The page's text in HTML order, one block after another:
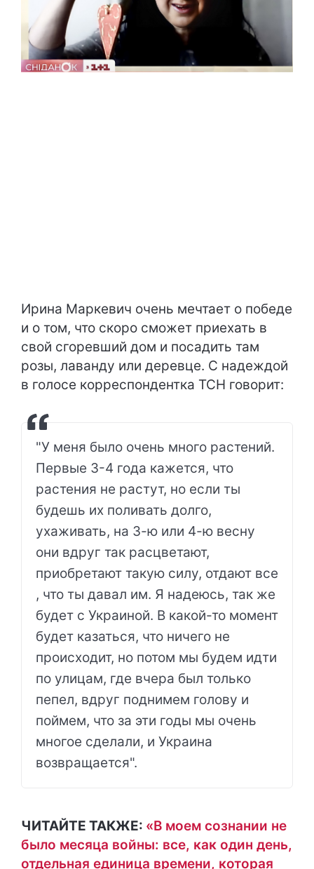
Ирина Маркевич очень мечтает о победе
и о том, что скоро сможет приехать в
свой сгоревший дом и посадить там
розы, лаванду или деревце. С надеждой
в голосе корреспондентка ТСН говорит:
"У меня было очень много растений.
Первые 3-4 года кажется, что
растения не растут, но если ты
будешь их поливать долго,
ухаживать, на 3-ю или 4-ю весну
они вдруг так расцветают,
приобретают такую ​​силу, отдают все
, что ты давал им. Я надеюсь, так же
будет с Украиной. В какой-то момент
будет казаться, что ничего не
происходит, но потом мы будем идти
по улицам, где вчера был только
пепел, вдруг поднимем голову и
поймем, что за эти годы мы очень
многое сделали, и Украина
возвращается".
ЧИТАЙТЕ ТАКЖЕ: «В моем сознании не
было месяца войны: все, как один день,
отдельная единица времени, которая